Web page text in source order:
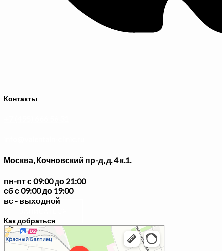
Контакты
Москва, Кочновский пр-д, д. 4 к.1.
пн-пт с 09:00 до 21:00
сб с 09:00 до 19:00
вс - выходной
Как добраться
Валентайн
Медцентр, клиника в Москве
Остеопатия, мануальная терапия в Москве